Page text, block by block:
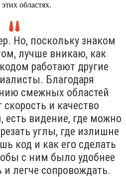
областях.
Но, поскольку знаком
лучше вникаю, как
работают другие
Благодаря
смежных областей
скорость и качество
есть видение, где можно
углы, где излишне
код и как его сделать
с ним было удобнее
и легче сопровождать.